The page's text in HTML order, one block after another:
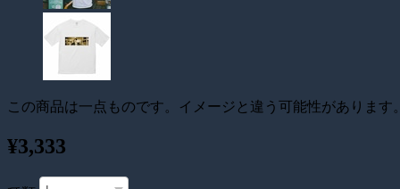
この商品は一点ものです。イメージと違う可能性があります
¥3,333